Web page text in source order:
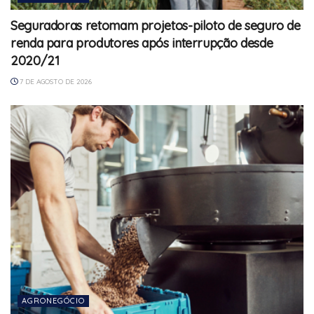
Seguradoras retomam projetos-piloto de seguro de
renda para produtores após interrupção desde
2020/21
7 DE AGOSTO DE 2026
AGRONEGÓCIO